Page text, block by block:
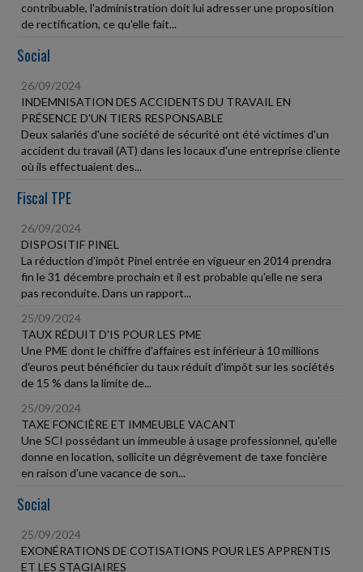
contribuable, l'administration doit lui adresser une proposition
de rectification, ce qu'elle fait...
Social
26/09/2024
INDEMNISATION DES ACCIDENTS DU TRAVAIL EN
PRÉSENCE D'UN TIERS RESPONSABLE
Deux salariés d'une société de sécurité ont été victimes d'un
accident du travail (AT) dans les locaux d'une entreprise cliente
où ils effectuaient des...
Fiscal TPE
26/09/2024
DISPOSITIF PINEL
La réduction d'impôt Pinel entrée en vigueur en 2014 prendra
fin le 31 décembre prochain et il est probable qu'elle ne sera
pas reconduite. Dans un rapport...
25/09/2024
TAUX RÉDUIT D'IS POUR LES PME
Une PME dont le chiffre d'affaires est inférieur à 10 millions
d'euros peut bénéficier du taux réduit d'impôt sur les sociétés
de 15 % dans la limite de...
25/09/2024
TAXE FONCIÈRE ET IMMEUBLE VACANT
Une SCI possédant un immeuble à usage professionnel, qu'elle
donne en location, sollicite un dégrèvement de taxe foncière
en raison d'une vacance de son...
Social
25/09/2024
EXONÉRATIONS DE COTISATIONS POUR LES APPRENTIS
ET LES STAGIAIRES